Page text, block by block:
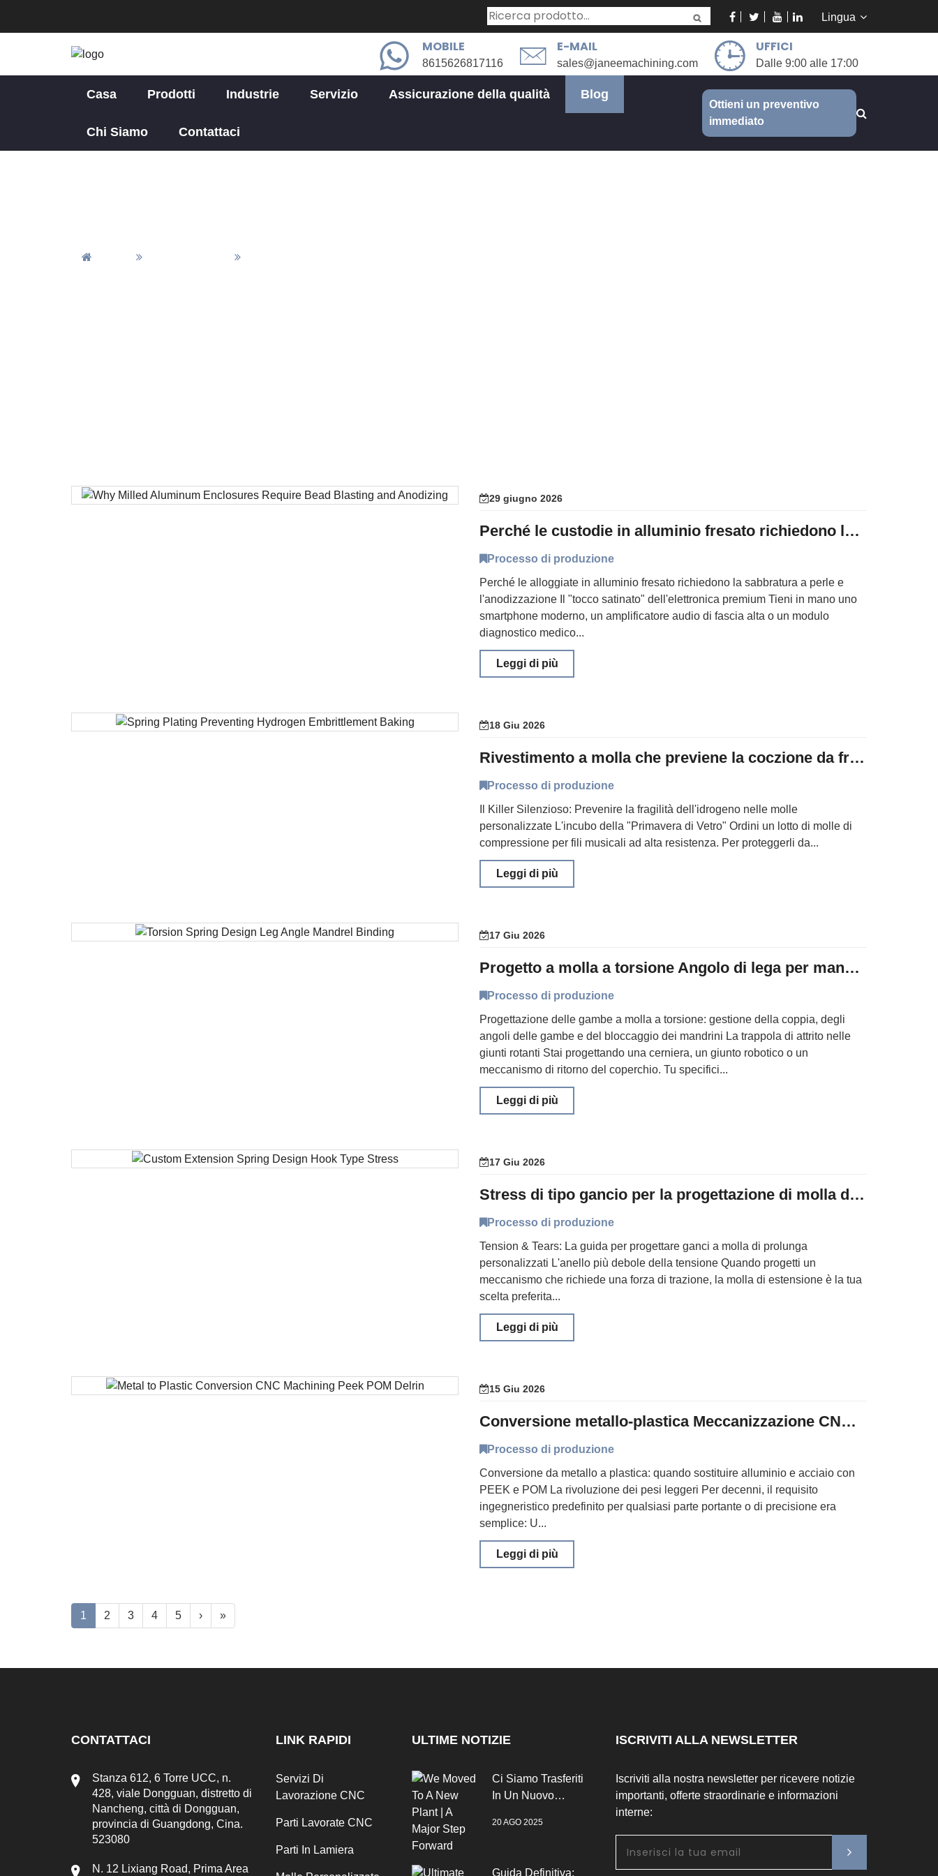
Lingua
UFFICI
Dalle 9:00 alle 17:00
E-MAIL
sales@janeemachining.com
MOBILE
8615626817116
Casa Prodotti Industrie Servizio Assicurazione della qualità Blog
Chi Siamo Contattaci
Ottieni un preventivo
immediato
29 giugno 2026
Perché le custodie in alluminio fresato richiedono la sabbiatura a perle e l'anodizzazione
Processo di produzione
Perché le alloggiate in alluminio fresato richiedono la sabbratura a perle e
l'anodizzazione Il "tocco satinato" dell'elettronica premium Tieni in mano uno
smartphone moderno, un amplificatore audio di fascia alta o un modulo
diagnostico medico...
Leggi di più
18 Giu 2026
Rivestimento a molla che previene la coczione da fragilità da idrogeno
Processo di produzione
Il Killer Silenzioso: Prevenire la fragilità dell'idrogeno nelle molle
personalizzate L'incubo della "Primavera di Vetro" Ordini un lotto di molle di
compressione per fili musicali ad alta resistenza. Per proteggerli da...
Leggi di più
17 Giu 2026
Progetto a molla a torsione Angolo di lega per mandrini
Processo di produzione
Progettazione delle gambe a molla a torsione: gestione della coppia, degli
angoli delle gambe e del bloccaggio dei mandrini La trappola di attrito nelle
giunti rotanti Stai progettando una cerniera, un giunto robotico o un
meccanismo di ritorno del coperchio. Tu specifici...
Leggi di più
17 Giu 2026
Stress di tipo gancio per la progettazione di molla di prolunga personalizzata
Processo di produzione
Tension & Tears: La guida per progettare ganci a molla di prolunga
personalizzati L'anello più debole della tensione Quando progetti un
meccanismo che richiede una forza di trazione, la molla di estensione è la tua
scelta preferita...
Leggi di più
15 Giu 2026
Conversione metallo-plastica Meccanizzazione CNC Peek POM Delrin
Processo di produzione
Conversione da metallo a plastica: quando sostituire alluminio e acciaio con
PEEK e POM La rivoluzione dei pesi leggeri Per decenni, il requisito
ingegneristico predefinito per qualsiasi parte portante o di precisione era
semplice: U...
Leggi di più
1 2 3 4 5 › »
CONTATTACI
Stanza 612, 6 Torre UCC, n.
428, viale Dongguan, distretto di
Nancheng, città di Dongguan,
provincia di Guangdong, Cina.
523080
N. 12 Lixiang Road, Prima Area
LINK RAPIDI
Servizi Di
Lavorazione CNC
Parti Lavorate CNC
Parti In Lamiera
ULTIME NOTIZIE
Ci Siamo Trasferiti
In Un Nuovo
Grande Passo
20 AGO 2025
Guida Definitiva:
ISCRIVITI ALLA NEWSLETTER
Iscriviti alla nostra newsletter per ricevere notizie
importanti, offerte straordinarie e informazioni
interne: